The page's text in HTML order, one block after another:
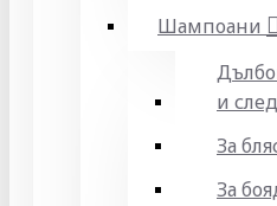
Шампоани
и
За
За